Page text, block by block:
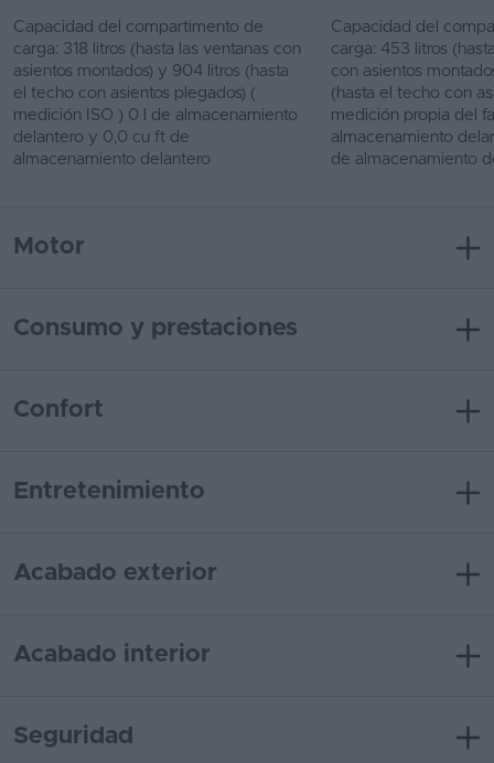
Capacidad del compartimento de
carga: 318 litros (hasta las ventanas con
asientos montados) y 904 litros (hasta
el techo con asientos plegados) (
medición ISO ) 0 l de almacenamiento
delantero y 0,0 cu ft de
almacenamiento delantero
Capacidad del
carga: 453 litros
con asientos
(hasta el techo con
medición propia del
almacenamiento
de almacenamiento
Motor
Consumo y prestaciones
Confort
Entretenimiento
Acabado exterior
Acabado interior
Seguridad